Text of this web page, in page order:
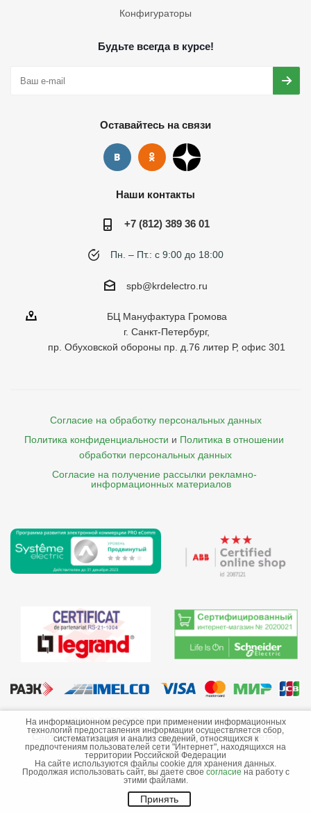
Конфигураторы
Будьте всегда в курсе!
Оставайтесь на связи
Наши контакты
+7 (812) 389 36 01
Пн. – Пт.: с 9:00 до 18:00
spb@krdelectro.ru
БЦ Мануфактура Громова
г. Санкт-Петербург,
пр. Обуховской обороны пр. д.76 литер Р, офис 301
Согласие на обработку персональных данных
Политика конфиденциальности и Политика в отношении
обработки персональных данных
Согласие на получение рассылки рекламно-
    информационных материалов
©2013-2026 ООО «Краснодарэлектро»
Сайт носит информационный характер и не является
публичной офертой.
Стоимость товаров и их наличие не гарантируются.
На информационном ресурсе при применении информационных
технологий предоставления информации осуществляется сбор,
систематизация и анализ сведений, относящихся к
предпочтениям пользователей сети "Интернет", находящихся на
территории Российской Федерации
На сайте используются файлы cookie для хранения данных.
Продолжая использовать сайт, вы даете свое согласие на работу с
этими файлами.
Принять